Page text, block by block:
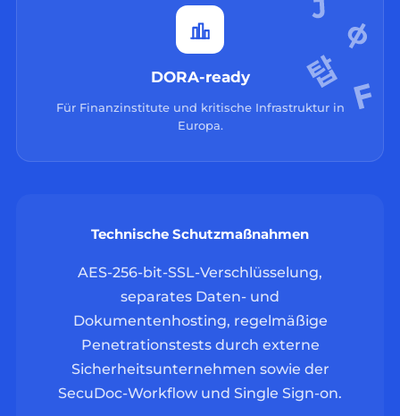
DORA-ready
Für Finanzinstitute und kritische Infrastruktur in
Europa.
Technische Schutzmaßnahmen
AES-256-bit-SSL-Verschlüsselung,
separates Daten- und
Dokumentenhosting, regelmäßige
Penetrationstests durch externe
Sicherheitsunternehmen sowie der
SecuDoc-Workflow und Single Sign-on.